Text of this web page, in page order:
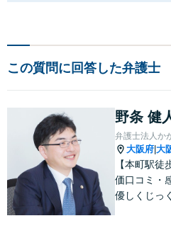
この質問に回答した弁護士
野条 健
弁護士法人か
大阪府 大
【本町駅
価口コミ・
優しくじっ